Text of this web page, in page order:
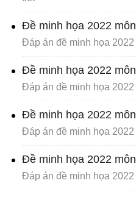
Đề minh họa 2022
Đáp án đề minh họa
Đề minh họa 2022
Đáp án đề minh họa
Đề minh họa 2022
Đáp án đề minh họa
Đề minh họa 2022
Đáp án đề minh họa